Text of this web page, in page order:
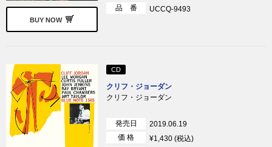
BUY NOW
品 番
UCCQ-9493
CD
クリフ・ジョーダン
クリフ・ジョーダン
発売日
2019.06.19
価 格
¥1,430 (税込)